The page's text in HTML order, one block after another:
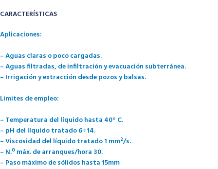
CARACTERÍSTICAS
Aplicaciones:
– Aguas claras o poco cargadas.
– Aguas filtradas, de infiltración y evacuación subterránea.
– Irrigación y extracción desde pozos y balsas.
Limites de empleo:
– Temperatura del líquido hasta 40° C.
– pH del líquido tratado 6÷14.
– Viscosidad del líquido tratado 1 mm²/s.
– N.º máx. de arranques/hora 30.
– Paso máximo de sólidos hasta 15mm